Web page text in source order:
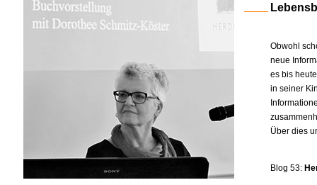
Obwohl
neue
es bis
in seiner
Über dies
Blog 53: